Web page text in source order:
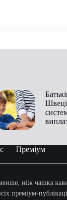
Преміум
ніж чашка
преміум-